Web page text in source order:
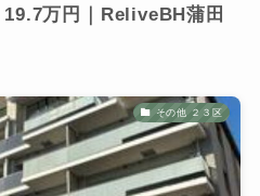
万円｜ReliveBH蒲田
その他 ２３区